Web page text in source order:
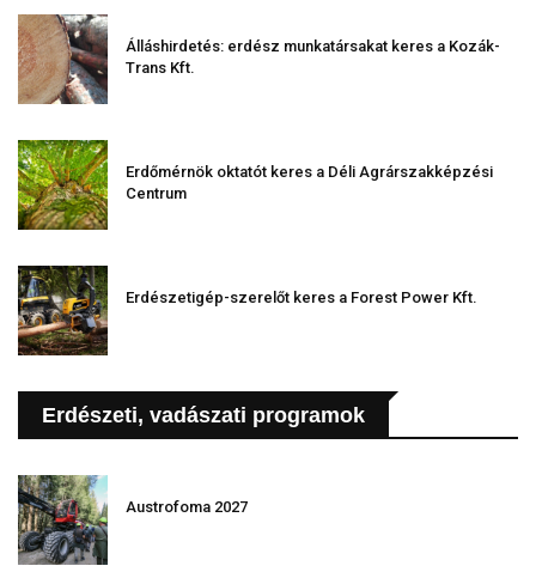
Álláshirdetés: erdész munkatársakat keres a Kozák-
Trans Kft.
Erdőmérnök oktatót keres a Déli Agrárszakképzési
Centrum
Erdészetigép-szerelőt keres a Forest Power Kft.
Erdészeti, vadászati programok
Austrofoma 2027